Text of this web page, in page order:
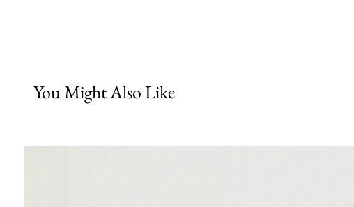
You Might Also Like